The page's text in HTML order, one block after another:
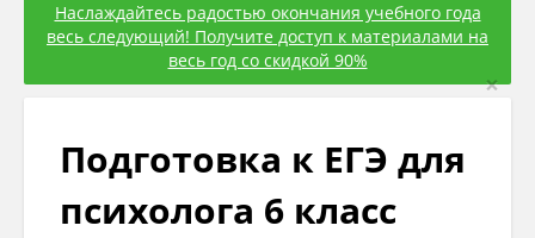
Наслаждайтесь радостью окончания учебного года
весь следующий! Получите доступ к материалами на
весь год со скидкой 90%
×
Подготовка к ЕГЭ для
психолога 6 класс